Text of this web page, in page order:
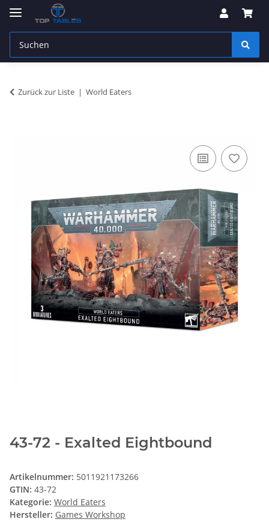
Zurück zur Liste World Eaters
43-72 - Exalted Eightbound
Artikelnummer: 5011921173266
GTIN: 43-72
Kategorie: World Eaters
Hersteller: Games Workshop